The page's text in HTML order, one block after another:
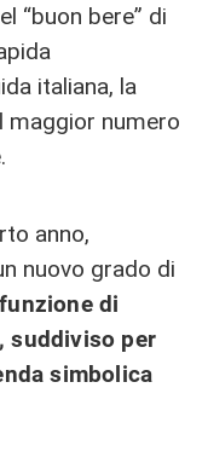
“buon bere” di
italiana, la
maggior numero
anno,
nuovo grado di
di
suddiviso per
simbolica